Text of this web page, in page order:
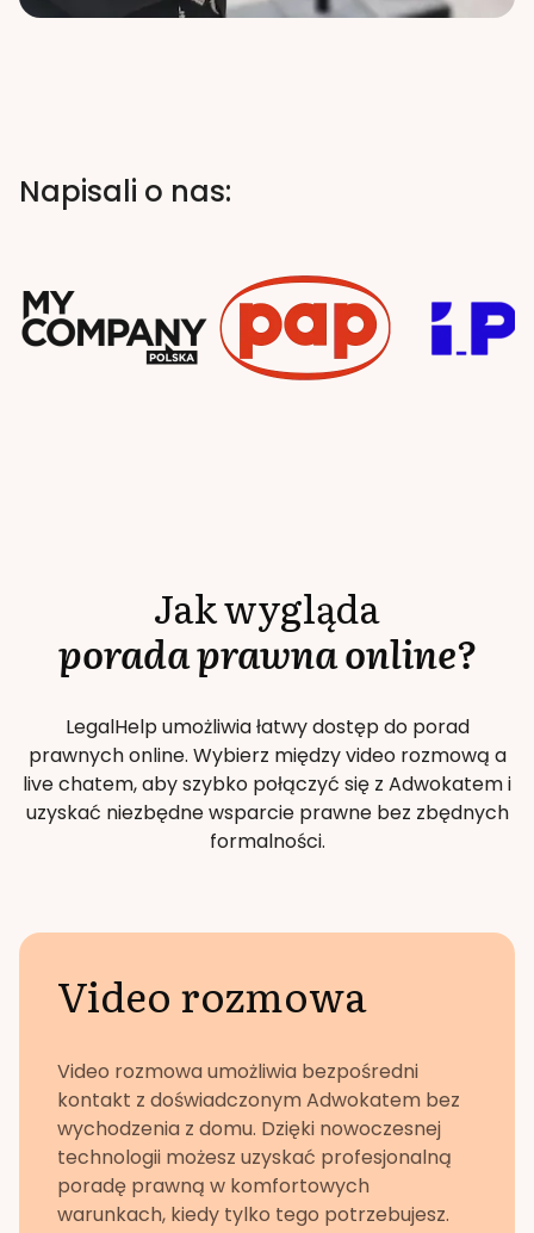
Napisali o nas:
Jak wygląda
porada prawna online?
LegalHelp umożliwia łatwy dostęp do porad
prawnych online. Wybierz między video rozmową a
live chatem, aby szybko połączyć się z Adwokatem i
uzyskać niezbędne wsparcie prawne bez zbędnych
formalności.
Video rozmowa
Video rozmowa umożliwia bezpośredni
kontakt z doświadczonym Adwokatem bez
wychodzenia z domu. Dzięki nowoczesnej
technologii możesz uzyskać profesjonalną
poradę prawną w komfortowych
warunkach, kiedy tylko tego potrzebujesz.